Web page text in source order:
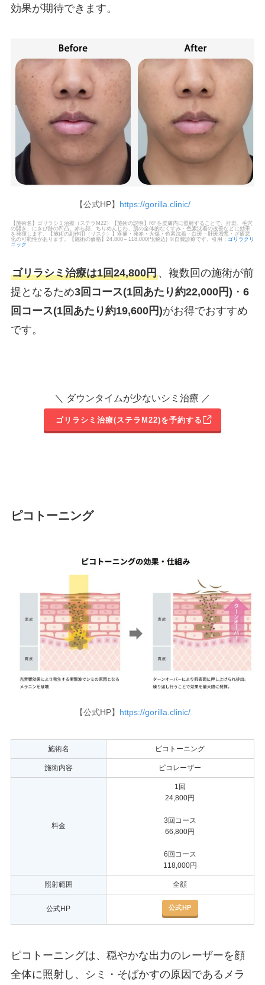
効果が期待できます。
【公式HP】 https://gorilla.clinic/
【施術名】ゴリラシミ治療（ステラM22）【施術の説明】RFを皮膚内に照射することで、肝斑、毛穴
の開き、にきび跡の凹凸、赤ら顔、ちりめんじわ、肌の全体的なくすみ・色素沈着の改善などに効果
を発揮します。【施術の副作用（リスク）】疼痛・発赤・火傷・色素沈着・白斑・肝斑増悪・ざ瘡悪
化の可能性があります。【施術の価格】24,800～118,000円(税込) ※自費診療です。引用： ゴリラクリ
ニック
ゴリラシミ治療は1回24,800円、複数回の施術が前
提となるため3回コース(1回あたり約22,000円) ・ 6
回コース(1回あたり約19,600円)がお得でおすすめ
です。
＼ ダウンタイムが少ないシミ治療 ／
ゴリラシミ治療(ステラM22)を予約する
ピコトーニング
【公式HP】 https://gorilla.clinic/
施術名 ピコトーニング
施術内容 ピコレーザー
料金
1回
24,800円
3回コース
66,800円
6回コース
118,000円
照射範囲 全顔
公式HP 公式HP
ピコトーニングは、穏やかな出力のレーザーを顔
全体に照射し、シミ・そばかすの原因であるメラ